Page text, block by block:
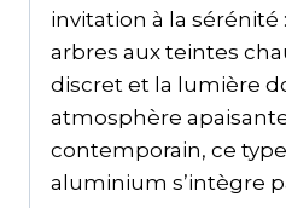
invitation à la sérénité
arbres aux teintes
discret et la lumière
atmosphère
contemporain, ce
aluminium s’intègre